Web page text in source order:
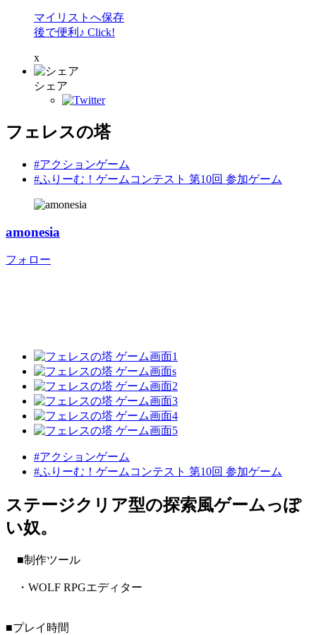
マイリストへ保存
後で便利♪ Click!
x
シェア
フェレスの塔
#アクションゲーム
#ふりーむ！ゲームコンテスト 第10回 参加ゲーム
amonesia
フォロー
#アクションゲーム
#ふりーむ！ゲームコンテスト 第10回 参加ゲーム
ステージクリア型の探索風ゲームっぽ
い奴。
■制作ツール
・WOLF RPGエディター
■プレイ時間